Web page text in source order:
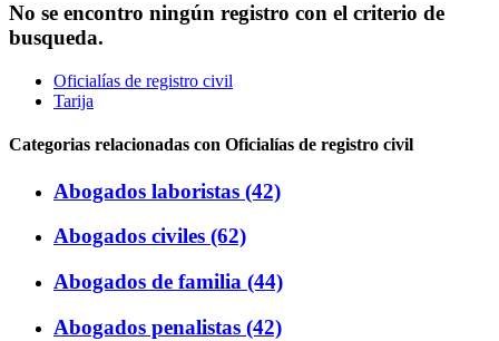
No se encontro ningún registro con el criterio de
busqueda.
Oficialías de registro civil
Tarija
Categorias relacionadas con Oficialías de registro civil
Abogados laboristas (42)
Abogados civiles (62)
Abogados de familia (44)
Abogados penalistas (42)